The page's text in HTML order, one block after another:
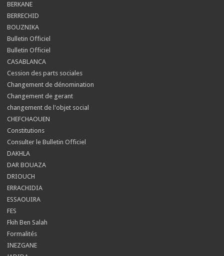
BERKANE
BERRECHID
BOUZNIKA
Bulletin Officiel
Bulletin Officiel
CASABLANCA
Cession des parts sociales
Changement de dénomination
Changement de gerant
changement de l'objet social
CHEFCHAOUEN
Constitutions
Consulter le Bulletin Officiel
DAKHLA
DAR BOUAZA
DRIOUCH
ERRACHIDIA
ESSAOUIRA
FES
Fkih Ben Salah
Formalités
INEZGANE